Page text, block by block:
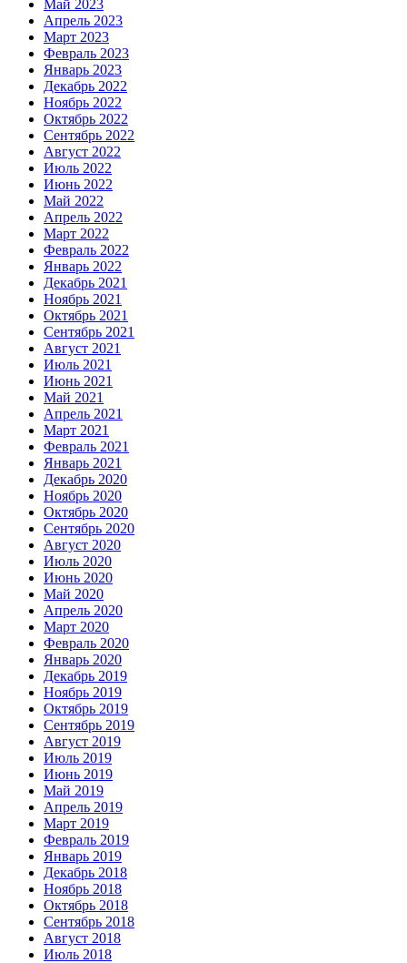
Май 2023
Апрель 2023
Март 2023
Февраль 2023
Январь 2023
Декабрь 2022
Ноябрь 2022
Октябрь 2022
Сентябрь 2022
Август 2022
Июль 2022
Июнь 2022
Май 2022
Апрель 2022
Март 2022
Февраль 2022
Январь 2022
Декабрь 2021
Ноябрь 2021
Октябрь 2021
Сентябрь 2021
Август 2021
Июль 2021
Июнь 2021
Май 2021
Апрель 2021
Март 2021
Февраль 2021
Январь 2021
Декабрь 2020
Ноябрь 2020
Октябрь 2020
Сентябрь 2020
Август 2020
Июль 2020
Июнь 2020
Май 2020
Апрель 2020
Март 2020
Февраль 2020
Январь 2020
Декабрь 2019
Ноябрь 2019
Октябрь 2019
Сентябрь 2019
Август 2019
Июль 2019
Июнь 2019
Май 2019
Апрель 2019
Март 2019
Февраль 2019
Январь 2019
Декабрь 2018
Ноябрь 2018
Октябрь 2018
Сентябрь 2018
Август 2018
Июль 2018